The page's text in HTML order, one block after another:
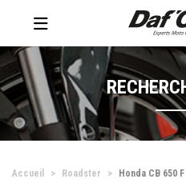
Accueil Roadster Honda CB 650